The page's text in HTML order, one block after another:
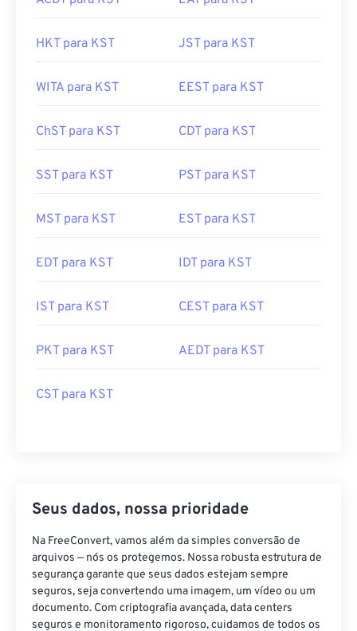
HKT para KST JST para KST
WITA para KST EEST para KST
ChST para KST CDT para KST
SST para KST PST para KST
MST para KST EST para KST
EDT para KST IDT para KST
IST para KST CEST para KST
PKT para KST AEDT para KST
CST para KST
Seus dados, nossa prioridade
Na FreeConvert, vamos além da simples conversão de
arquivos — nós os protegemos. Nossa robusta estrutura de
segurança garante que seus dados estejam sempre
seguros, seja convertendo uma imagem, um vídeo ou um
documento. Com criptografia avançada, data centers
seguros e monitoramento rigoroso, cuidamos de todos os